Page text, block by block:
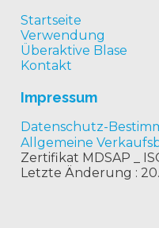
Startseite
Verwendung
Überaktive Blase
Kontakt
Impressum
Datenschutz-
Allgemeine
Zertifikat MDSAP _
Letzte Änderung :